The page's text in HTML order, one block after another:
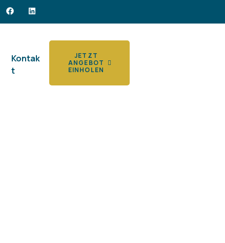
Kontak
t
JETZT
ANGEBOT
EINHOLEN